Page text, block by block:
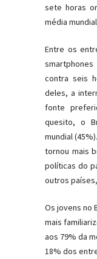
sete horas
média mundial
Entre os
contra seis
deles, a
fonte
quesito, o
mundial
tornou mais
políticas do
outros
Os jovens no
mais
aos 79% da
18% dos